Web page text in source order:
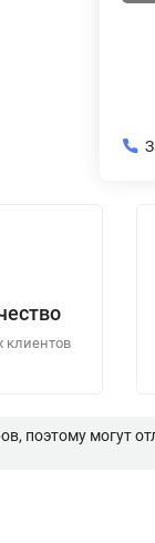
клиентов
поэтому могут